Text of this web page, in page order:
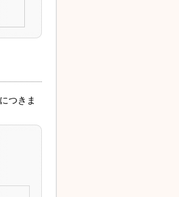
つきま